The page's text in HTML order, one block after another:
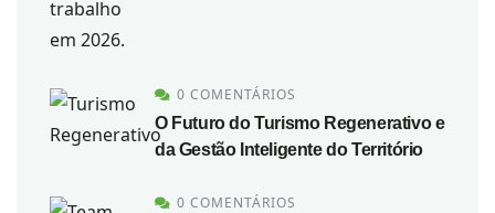
0 COMENTÁRIOS
O Futuro do Turismo Regenerativo e
da Gestão Inteligente do Território
0 COMENTÁRIOS